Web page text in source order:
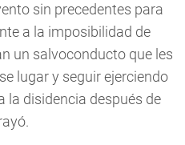
sin precedentes para
a la imposibilidad de
un salvoconducto que les
lugar y seguir ejerciendo
la disidencia después de